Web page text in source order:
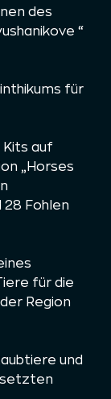
des
“
für
Kits auf
„Horses
28 Fohlen
für die
Region
und